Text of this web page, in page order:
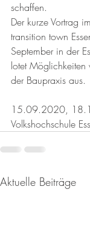
schaffen.
Der kurze Vortrag
transition town
September in der
lotet Möglichkeiten
der Baupraxis aus.
15.09.2020,
Volkshochschule
Aktuelle Beiträge